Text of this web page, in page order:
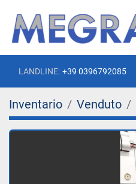
LANDLINE: +39 0396792085
Inventario Venduto